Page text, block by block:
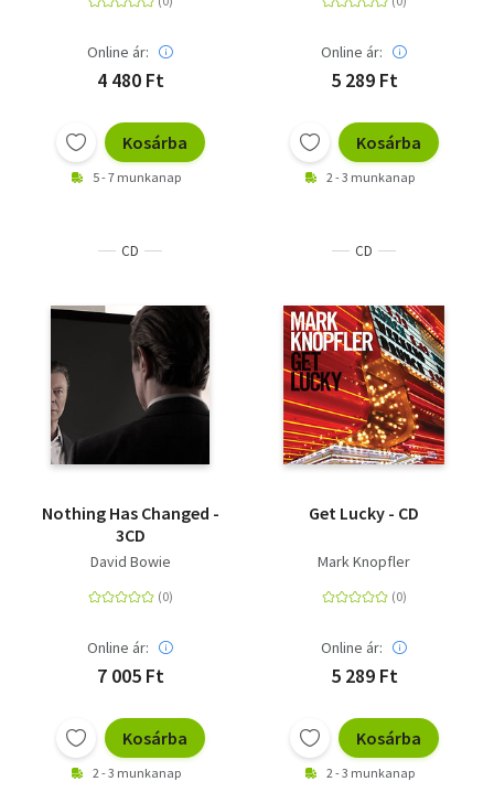
Online ár:
4 480 Ft
Kosárba
5 - 7 munkanap
Online ár:
5 289 Ft
Kosárba
2 - 3 munkanap
CD
Nothing Has Changed -
3CD
David Bowie
Online ár:
7 005 Ft
Kosárba
2 - 3 munkanap
CD
Get Lucky - CD
Mark Knopfler
Online ár:
5 289 Ft
Kosárba
2 - 3 munkanap